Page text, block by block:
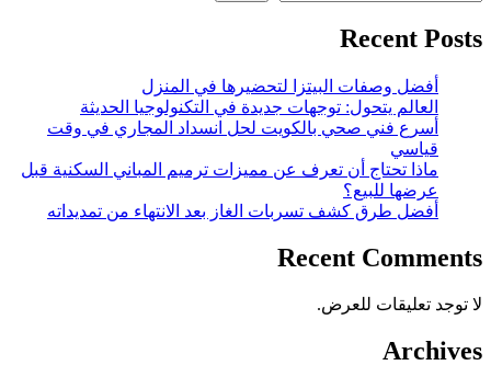
Recent Posts
أفضل وصفات البيتزا لتحضيرها في المنزل
العالم يتحول: توجهات جديدة في التكنولوجيا الحديثة
أسرع فني صحي بالكويت لحل انسداد المجاري في وقت
قياسي
ماذا تحتاج أن تعرف عن مميزات ترميم المباني السكنية قبل
عرضها للبيع؟
أفضل طرق كشف تسربات الغاز بعد الانتهاء من تمديداته
Recent Comments
لا توجد تعليقات للعرض.
Archives